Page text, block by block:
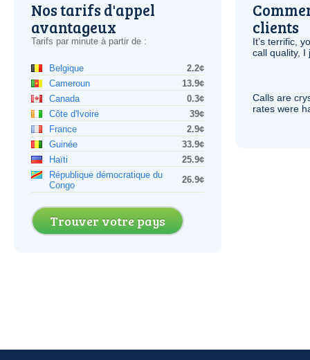
Nos tarifs d'appel
avantageux
Tarifs par minute à partir de :
Belgique
2.2¢
Cameroun
13.9¢
Canada
0.3¢
Côte d'Ivoire
39¢
France
2.9¢
Guinée
33.9¢
Haïti
25.9¢
République démocratique du
Congo
26.9¢
Trouver votre pays
clients
It’s terrific,
call quality, I
Calls are
rates were